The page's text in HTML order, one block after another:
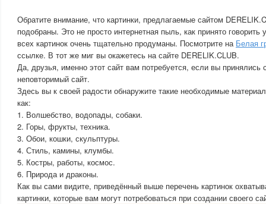
Обратите внимание, что картинки, предлагаемые сайтом
подобраны. Это не просто интернетная пыль, как принято
всех картинок очень тщательно продуманы. Посмотрите на Белая
ссылке. В тот же миг вы окажетесь на сайте DERELIK.CLUB.
Да, друзья, именно этот сайт вам потребуется, если вы принялись
неповторимый сайт.
Здесь вы к своей радости обнаружите такие необходимые
как:
1. Волшебство, водопады, собаки.
2. Горы, фрукты, техника.
3. Обои, кошки, скульптуры.
4. Стиль, камины, клумбы.
5. Костры, работы, космос.
6. Природа и драконы.
Как вы сами видите, приведённый выше перечень картинок
картинки, которые вам могут потребоваться при создании своего